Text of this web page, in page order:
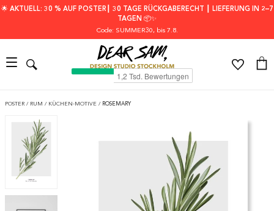
🌟 AKTUELL: 30 % AUF POSTER┃ 30 TAGE RÜCKGABERECHT ┃ LIEFERUNG IN 2–7
TAGEN 📦✨
Code: SUMMER30, bis 7.8.
POSTER / RUM / KÜCHEN-MOTIVE / ROSEMARY